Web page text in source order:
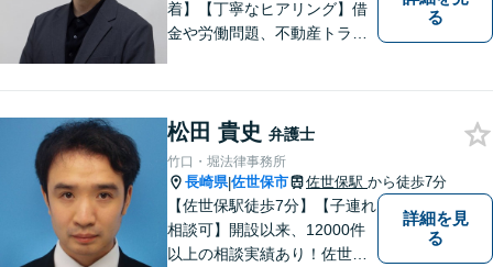
着】【丁寧なヒアリング】借
金や労働問題、不動産トラブ
ちと希望をしっかりと受け止
めます。どうぞお気軽にお話
しください。【電話・メー
ル・WEB相談可】
る
松田 貴史 弁護士
竹口・堀法律事務所
長崎県|佐世保市 佐世保駅 から徒歩7分
【佐世保駅徒歩7分】【子連れ
相談可】開設以来、12000件
以上の相談実績あり！佐世保
詳細を見
る